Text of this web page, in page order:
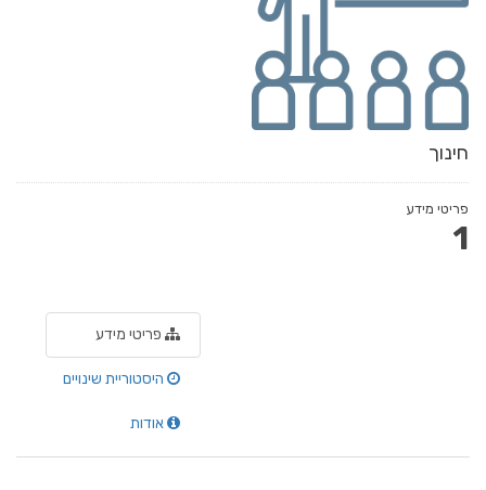
חינוך
פריטי מידע
1
פריטי מידע
היסטוריית שינויים
אודות